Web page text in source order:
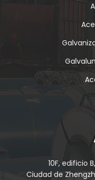
10F, edificio
Ciudad de